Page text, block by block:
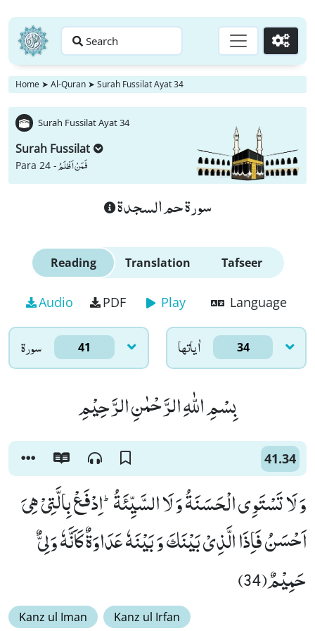
Search Go
Home ➤ Al-Quran ➤ Surah Fussilat Ayat 34
Surah Fussilat Ayat 34
Surah Fussilat
Para 24 -فَمَنْ اَظْلَمُ
سورة حم السجدة
Reading Translation Tafseer
Audio PDF Play Language
سورۃ 41 اٰياتها 34
بِسْمِ اللّٰهِ الرَّحْمٰنِ الرَّحِیْمِ
41.34
وَ لَا تَسْتَوِی الْحَسَنَةُ وَ لَا السَّیِّئَةُؕ-اِدْفَعْ بِالَّتِیْ هِیَ
اَحْسَنُ فَاِذَا الَّذِیْ بَیْنَكَ وَ بَیْنَهٗ عَدَاوَةٌ كَاَنَّهٗ وَلِیٌّ
حَمِیْمٌ(34)
Kanz ul Iman Kanz ul Irfan